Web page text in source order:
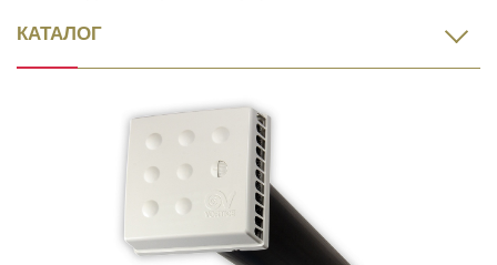
КАТАЛОГ